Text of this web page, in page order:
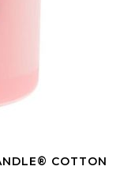
COTTON